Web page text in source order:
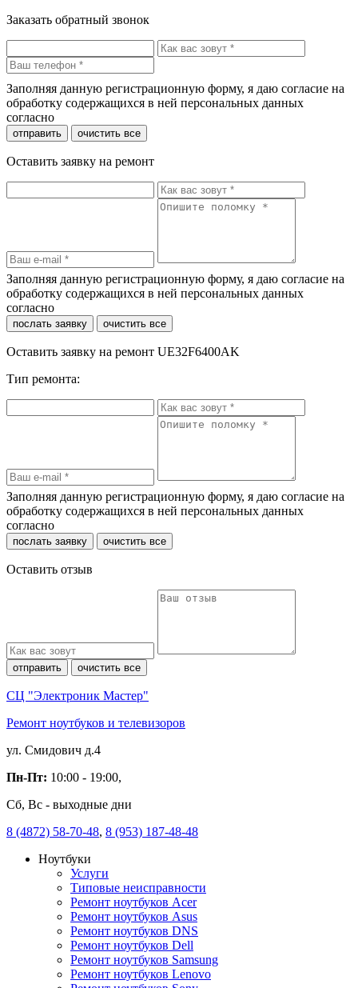
Заказать обратный звонок
Заполняя данную регистрационную форму, я даю согласие на
обработку содержащихся в ней персональных данных
согласно
отправить очистить все
Оставить заявку на ремонт
Заполняя данную регистрационную форму, я даю согласие на
обработку содержащихся в ней персональных данных
согласно
послать заявку очистить все
Оставить заявку на ремонт UE32F6400AK
Тип ремонта:
Заполняя данную регистрационную форму, я даю согласие на
обработку содержащихся в ней персональных данных
согласно
послать заявку очистить все
Оставить отзыв
отправить очистить все
СЦ "Электроник Мастер"
Ремонт ноутбуков и телевизоров
ул. Смидович д.4
Пн-Пт: 10:00 - 19:00,
Сб, Вс - выходные дни
8 (4872) 58-70-48, 8 (953) 187-48-48
Ноутбуки
Услуги
Типовые неисправности
Ремонт ноутбуков Acer
Ремонт ноутбуков Asus
Ремонт ноутбуков DNS
Ремонт ноутбуков Dell
Ремонт ноутбуков Samsung
Ремонт ноутбуков Lenovo